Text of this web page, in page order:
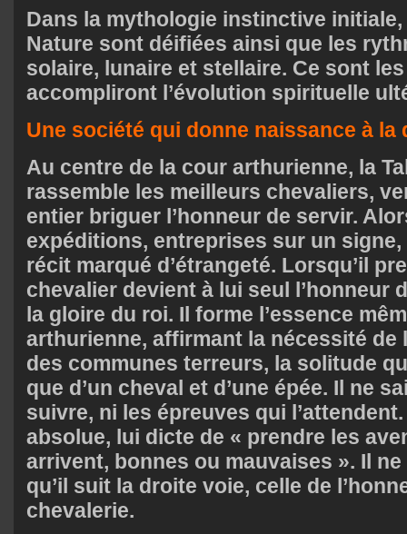
Dans la mythologie instinctive
Nature sont déifiées ainsi que les
solaire, lunaire et stellaire. Ce sont
accompliront l’évolution spirituelle
Une société qui donne naissance à la
Au centre de la cour arthurienne, la
rassemble les meilleurs chevaliers,
entier briguer l’honneur de servir.
expéditions, entreprises sur un signe,
récit marqué d’étrangeté. Lorsqu’il
chevalier devient à lui seul l’honneur
la gloire du roi. Il forme l’essence
arthurienne, affirmant la nécessité de
des communes terreurs, la solitude
que d’un cheval et d’une épée. Il ne
suivre, ni les épreuves qui
absolue, lui dicte de « prendre les
arrivent, bonnes ou mauvaises ». Il
qu’il suit la droite voie, celle de
chevalerie.